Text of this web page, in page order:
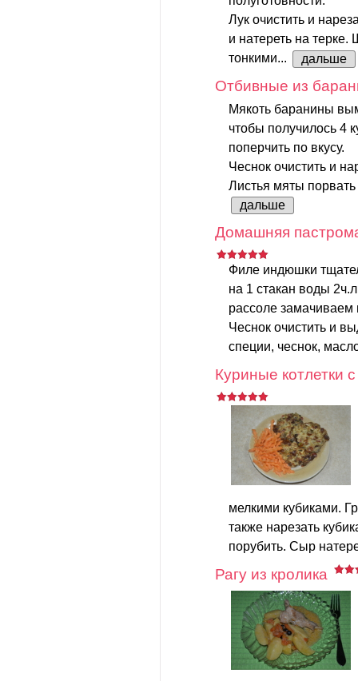
Лук очистить и
и натереть на
тонкими...
дальше
Отбивные из
Мякоть баранины
чтобы получилось 4
поперчить по вкусу.
Чеснок очистить и
Листья мяты порвать
дальше
Домашняя
Филе индюшки
на 1 стакан воды
рассоле
Чеснок очистить и
специи, чеснок,
Куриные котлетки
мелкими кубиками.
также нарезать
порубить. Сыр
Рагу из кролика